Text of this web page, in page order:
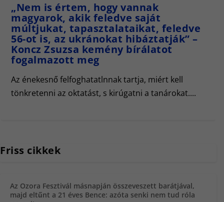
„Nem is értem, hogy vannak
magyarok, akik feledve saját
múltjukat, tapasztalataikat, feledve
56-ot is, az ukránokat hibáztatják” –
Koncz Zsuzsa kemény bírálatot
fogalmazott meg
Az énekesnő felfoghatatlnnak tartja, miért kell
tönkretenni az oktatást, s kirúgatni a tanárokat....
Friss cikkek
Az Ozora Fesztivál másnapján összeveszett barátjával,
majd eltűnt a 21 éves Bence: azóta senki nem tud róla